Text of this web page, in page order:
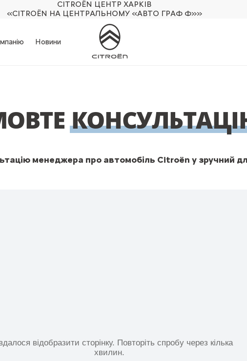
CITROËN ЦЕНТР ХАРКІВ
«CITROËN НА ЦЕНТРАЛЬНОМУ «АВТО ГРАФ Ф»»
Новини
менеджера про автомобіль Citroën у зручний